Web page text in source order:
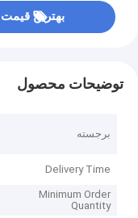
بهترین قیمت
توضیحات محصول
برجسته
Delivery Time
Minimum Order
Quantity